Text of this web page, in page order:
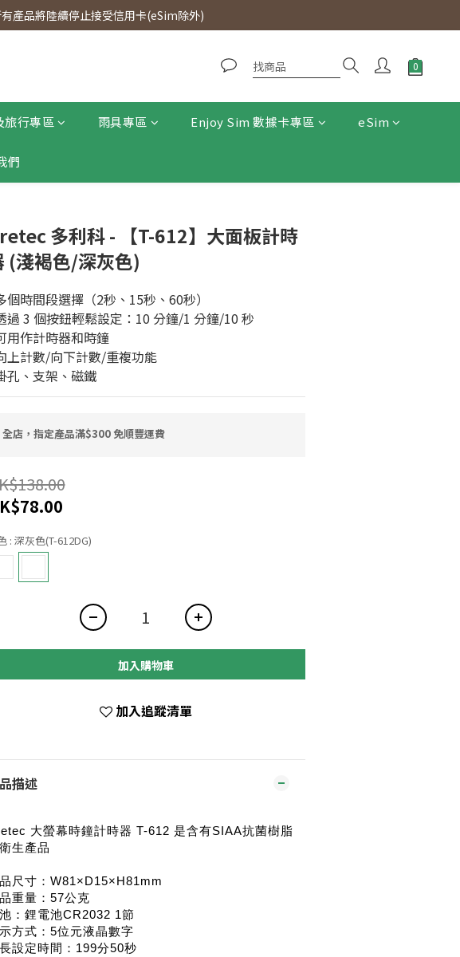
31日）。滿$300即免運費。
產品將陸續停止接受信用卡(eSim除外)
旅行專區 雨具專區 Enjoy Sim 數據卡專區 eSim
們
多利科 - 【T-612】大面板計時
(淺褐色/深灰色)
個時間段選擇（2秒、15秒、60秒）
過 3 個按鈕輕鬆設定：10 分鐘/1 分鐘/10 秒
用作計時器和時鐘
上計數/向下計數/重複功能
孔、支架、磁鐵
全店，指定產品滿$300 免順豐運費
: 深灰色(T-612DG)
加入購物車
加入追蹤清單
描述
大螢幕時鐘計時器 T-612 是含有SIAA抗菌樹脂
生產品
尺寸：W81×D15×H81mm
重量：57公克
：鋰電池CR2032 1節
方式：5位元液晶數字
設定時間：199分50秒